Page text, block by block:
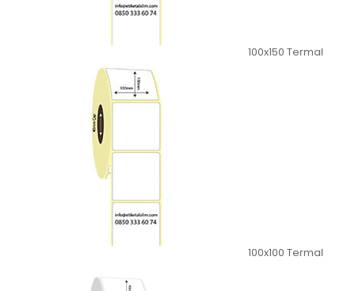
100x150 Termal
100x100 Termal